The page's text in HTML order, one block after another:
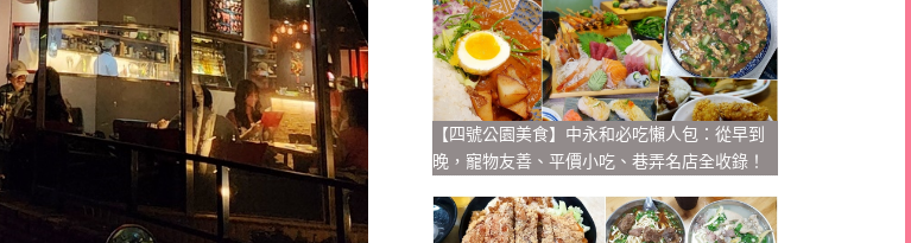
【四號公園美食】中永和必吃懶人包：從早到
晚，寵物友善、平價小吃、巷弄名店全收錄！